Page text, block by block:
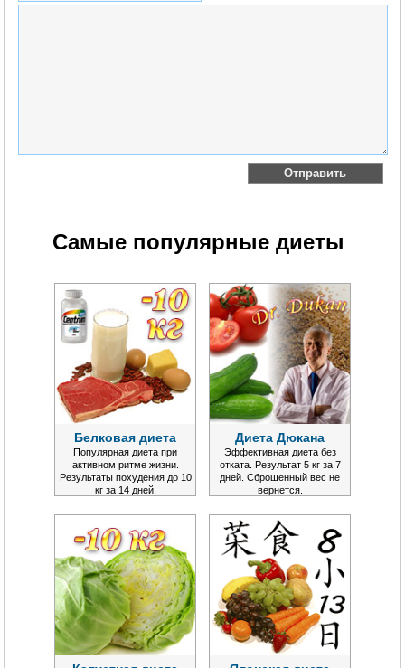
Самые популярные диеты
Белковая диета
Популярная диета при
активном ритме жизни.
Результаты похудения до 10
кг за 14 дней.
Диета Дюкана
Эффективная диета без
отката. Результат 5 кг за 7
дней. Сброшенный вес не
вернется.